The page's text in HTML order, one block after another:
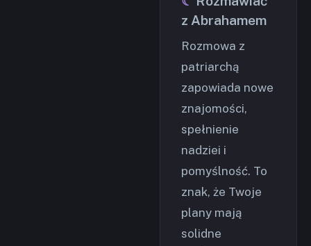
z Abrahamem
Rozmowa z
patriarchą
zapowiada nowe
znajomości,
spełnienie
nadziei i
pomyślność. To
znak, że Twoje
plany mają
solidne